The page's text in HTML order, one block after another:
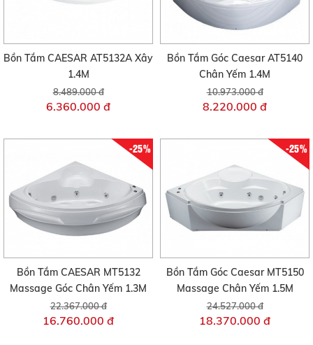
Bồn Tắm CAESAR AT5132A Xây
1.4M
8.489.000 đ
6.360.000 đ
Bồn Tắm Góc Caesar AT5140
Chân Yếm 1.4M
10.973.000 đ
8.220.000 đ
-25%
Bồn Tắm CAESAR MT5132
Massage Góc Chân Yếm 1.3M
22.367.000 đ
16.760.000 đ
-25%
Bồn Tắm Góc Caesar MT5150
Massage Chân Yếm 1.5M
24.527.000 đ
18.370.000 đ